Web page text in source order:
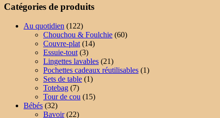
Catégories de produits
Au quotidien (122)
Chouchou & Foulchie (60)
Couvre-plat (14)
Essuie-tout (3)
Lingettes lavables (21)
Pochettes cadeaux réutilisables (1)
Sets de table (1)
Totebag (7)
Tour de cou (15)
Bébés (32)
Bavoir (22)